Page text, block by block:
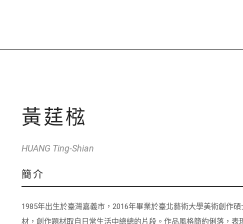
黃莛㭹
HUANG Ting-Shian
簡介
1985年出生於臺灣嘉義市，2016年畢業於臺北藝術大學美術創作
材，創作題材取自日常生活中總總的片段。作品風格簡約俐落，